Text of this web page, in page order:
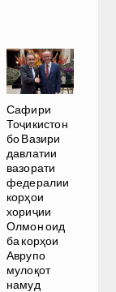
Сафири
Тоҷикистон
бо Вазири
давлатии
вазорати
федералии
корҳои
хориҷии
Олмон оид
ба корҳои
Аврупо
мулоқот
намуд